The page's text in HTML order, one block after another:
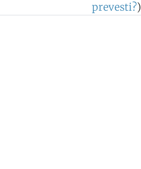
prevesti?)